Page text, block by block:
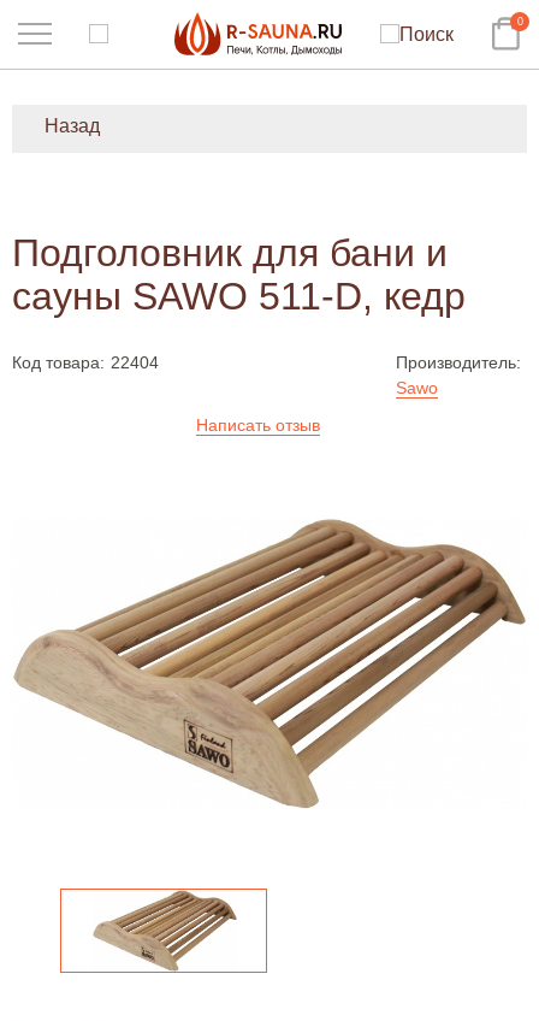
0
Назад
Подголовник для бани и
сауны SAWO 511-D, кедр
Код товара: 22404
Производитель:
Sawo
Написать отзыв